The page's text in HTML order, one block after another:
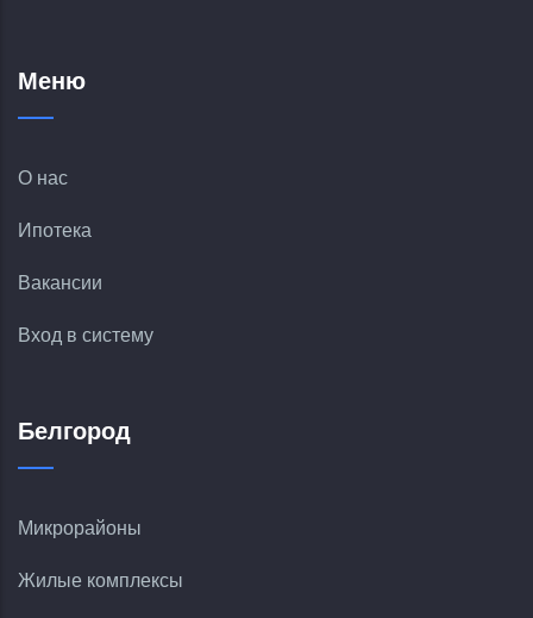
Меню
О нас
Ипотека
Вакансии
Вход в систему
Белгород
Микрорайоны
Жилые комплексы